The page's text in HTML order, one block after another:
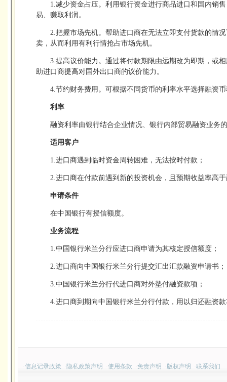
1.减少资金占压。利用银行资金进行商品进口和国内销
易、赚取利润。
2.把握市场先机。帮助进口商在无法立即支付货款的情
卖，从而利用有利行情抢占市场先机。
3.提高议价能力。通过将付款期限由远期改为即期，或
助进口商提高对国外出口商的议价能力。
4.节约财务费用。可根据不同货币的利率水平选择融资
利率
融资利率由银行结合企业情况、银行内部贸易融资业务
适用客户
1.进口商遇到临时资金周转困难，无法按时付款；
2.进口商在付款前遇到新的投资机会，且预期收益率高
申请条件
在中国银行有授信额度。
业务流程
1.中国银行米兰分行应进口商申请为其核定授信额度；
2.进口商向中国银行米兰分行提交汇出汇款融资申请书；
3.中国银行米兰分行代进口商对外垫付融资款项；
4.进口商到期向中国银行米兰分行付款，用以归还融资
·信息记录政策 · 隐私政策声明 ·使用条款 ·免责声明 · 版权声明 ·联系我们